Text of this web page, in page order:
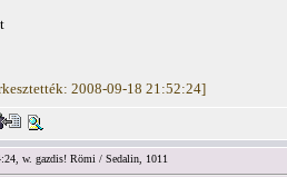
2008-09-18 21:52:24]
w. gazdis! Römi / Sedalin, 1011